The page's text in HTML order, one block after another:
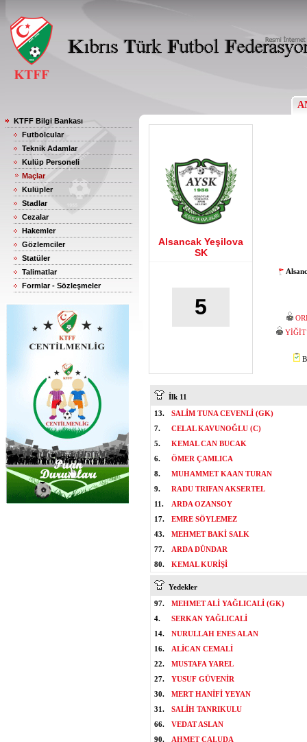
KTFF Bilgi Bankası
Futbolcular
Teknik Adamlar
Kulüp Personeli
Maçlar
Kulüpler
Stadlar
Cezalar
Hakemler
Gözlemciler
Statüler
Talimatlar
Formlar - Sözleşmeler
Alsancak Yeşilova
SK
5
YİĞİT
İlk 11
13.
SALİM TUNA CEVENLİ (GK)
7.
CELAL KAVUNOĞLU (C)
5.
KEMAL CAN BUCAK
6.
ÖMER ÇAMLICA
8.
MUHAMMET KAAN TURAN
9.
RADU TRIFAN AKSERTEL
11.
ARDA OZANSOY
17.
EMRE SÖYLEMEZ
43.
MEHMET BAKİ SALK
77.
ARDA DÜNDAR
80.
KEMAL KURİŞİ
Yedekler
97.
MEHMET ALİ YAĞLICALİ (GK)
4.
SERKAN YAĞLICALİ
14.
NURULLAH ENES ALAN
16.
ALİCAN CEMALİ
22.
MUSTAFA YAREL
27.
YUSUF GÜVENİR
30.
MERT HANİFİ YEYAN
31.
SALİH TANRIKULU
66.
VEDAT ASLAN
90.
AHMET ÇALUDA